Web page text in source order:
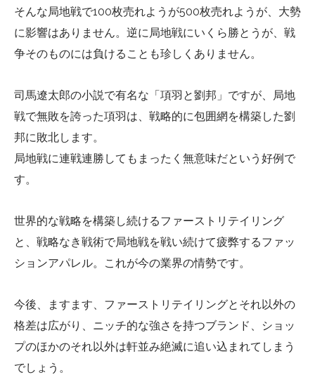
そんな局地戦で100枚売れようが500枚売れようが、大勢
に影響はありません。逆に局地戦にいくら勝とうが、戦
争そのものには負けることも珍しくありません。
司馬遼太郎の小説で有名な「項羽と劉邦」ですが、局地
戦で無敗を誇った項羽は、戦略的に包囲網を構築した劉
邦に敗北します。
局地戦に連戦連勝してもまったく無意味だという好例で
す。
世界的な戦略を構築し続けるファーストリテイリング
と、戦略なき戦術で局地戦を戦い続けて疲弊するファッ
ションアパレル。これが今の業界の情勢です。
今後、ますます、ファーストリテイリングとそれ以外の
格差は広がり、ニッチ的な強さを持つブランド、ショッ
プのほかのそれ以外は軒並み絶滅に追い込まれてしまう
でしょう。